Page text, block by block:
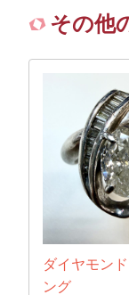
その他
ダイヤモン
ング